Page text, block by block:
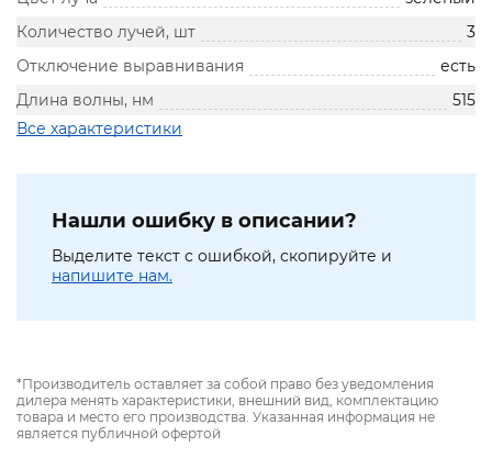
Количество лучей, шт
3
Отключение выравнивания
есть
Длина волны, нм
515
Все характеристики
Нашли ошибку в описании?
Выделите текст с ошибкой, скопируйте и
напишите нам.
*Производитель оставляет за собой право без уведомления
дилера менять характеристики, внешний вид, комплектацию
товара и место его производства. Указанная информация не
является публичной офертой